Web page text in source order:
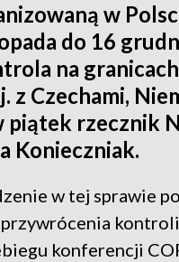
w
do 16
na
z Czechami,
piątek rzecznik
Konieczniak.
w tej sprawie
konferencji